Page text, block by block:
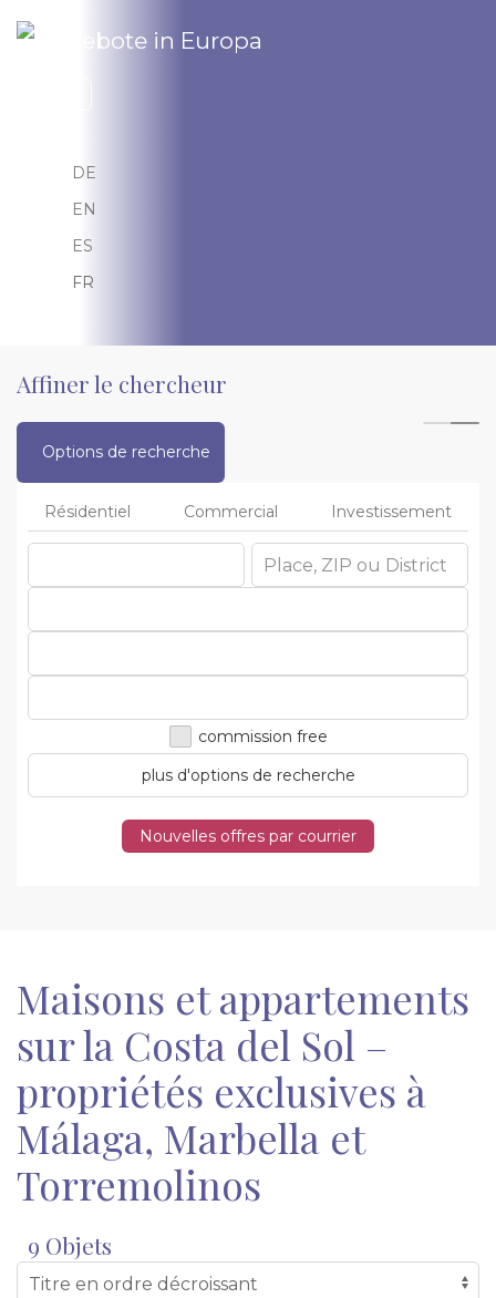
DE
EN
ES
FR
Affiner le chercheur
Options de recherche
Résidentiel Commercial Investissement
commission free
plus d'options de recherche
Nouvelles offres par courrier
Maisons et appartements
sur la Costa del Sol –
propriétés exclusives à
Málaga, Marbella et
Torremolinos
9 Objets